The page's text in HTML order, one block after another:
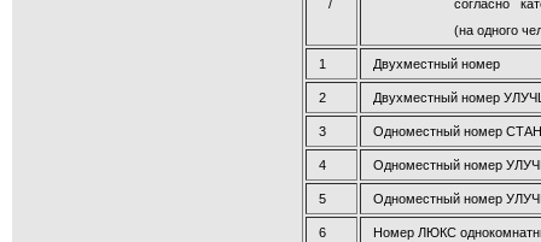
/
согласно
(на одного
1 Двухместный номер
2 Двухместный номер
3 Одноместный номер
4 Одноместный номер
5 Одноместный номер
6 Номер ЛЮКС